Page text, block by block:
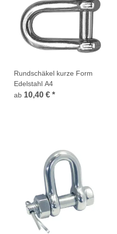
Rundschäkel kurze Form
Edelstahl A4
ab 10,40 € *